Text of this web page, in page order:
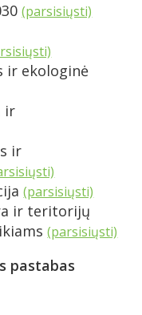
(parsisiųsti)
ir ekologinė
ir
ir
(parsisiųsti)
ir teritorijų
(parsisiųsti)
pastabas